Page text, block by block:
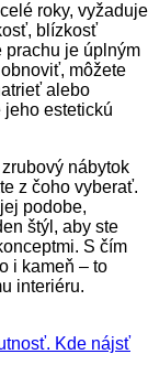
roky, vyžaduje
blízkosť
prachu je úplným
môžete
alebo
estetickú
nábytok
z čoho vyberať.
podobe,
štýl, aby ste
S čím
i kameň – to
interiéru.
Kde nájsť